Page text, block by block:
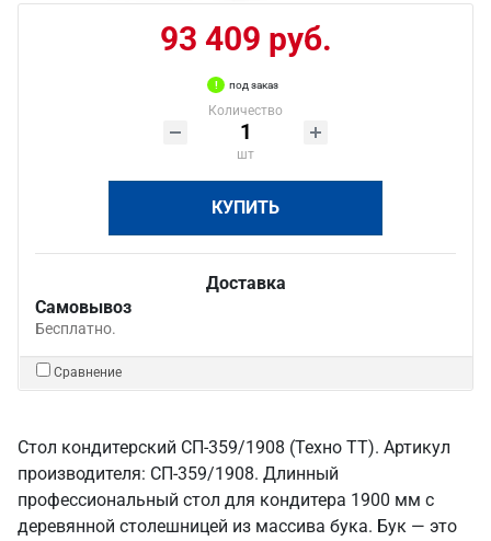
93 409 руб.
под заказ
Количество
шт
КУПИТЬ
Доставка
Самовывоз
Бесплатно.
Сравнение
Стол кондитерский СП-359/1908 (Техно ТТ). Артикул
производителя: СП-359/1908. Длинный
профессиональный стол для кондитера 1900 мм с
деревянной столешницей из массива бука. Бук — это